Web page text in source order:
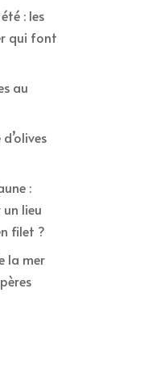
: les
qui font
au
:
lieu
filet ?
la mer